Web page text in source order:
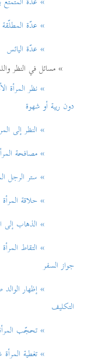
» عدّة المطلّقة
» عدّة اليائس
» مسائل في النظر
» نظر المرأة
دون ريبة أو شهوة
» النظر إلی
» مصافحة المرأة
» ستر الرجل
» حلاقة المرأة
» الذهاب إلی
» التقاط المرأة
جواز السفر
» إظهار الوالد صور
التكليف
» تحجّب المرأة عن
» تغطية المرأة